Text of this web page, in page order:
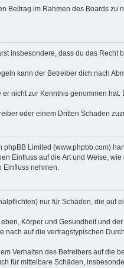
Beitrag im Rahmen des Boards zu
insbesondere, dass du das Recht
kann der Betreiber dich nach
nicht zur Kenntnis genommen hat.
oder einem Dritten Schaden
phpBB Limited (www.phpbb.com)
Einfluss auf die Art und Weise, wie
Einfluss nehmen.
nur für Schäden, die auf
Körper und Gesundheit und der
auf die vertragstypischen
Verhalten des Betreibers auf die
für mittelbare Schäden,